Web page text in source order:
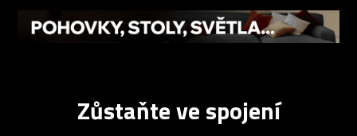
Zůstaňte ve spojení